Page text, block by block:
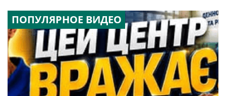
ПОПУЛЯРНОЕ ВИДЕО